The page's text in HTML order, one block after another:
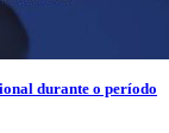
durante o período